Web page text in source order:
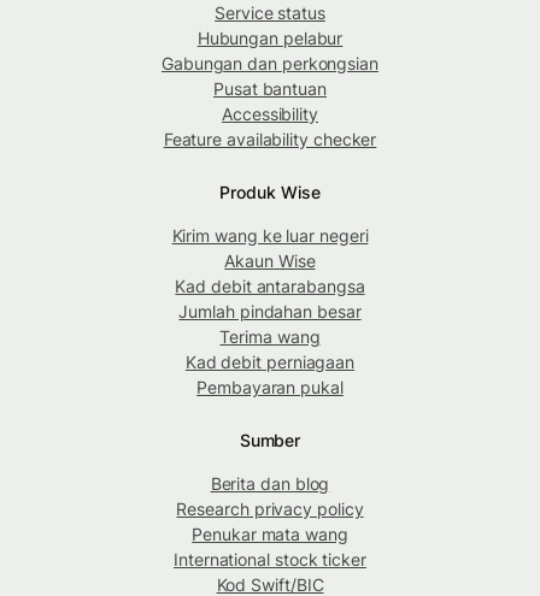
Service status
Hubungan pelabur
Gabungan dan perkongsian
Pusat bantuan
Accessibility
Feature availability checker
Produk Wise
Kirim wang ke luar negeri
Akaun Wise
Kad debit antarabangsa
Jumlah pindahan besar
Terima wang
Kad debit perniagaan
Pembayaran pukal
Sumber
Berita dan blog
Research privacy policy
Penukar mata wang
International stock ticker
Kod Swift/BIC